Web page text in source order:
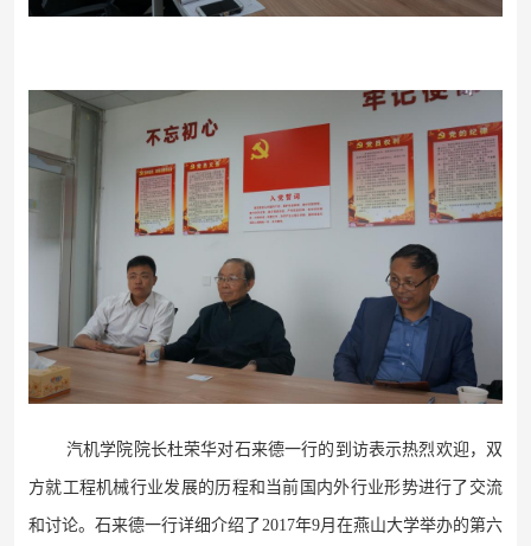
汽机学院院长杜荣华对石来德一行的到访表示热烈欢迎，双
方就工程机械行业发展的历程和当前国内外行业形势进行了交流
和讨论。石来德一行详细介绍了2017年9月在燕山大学举办的第六